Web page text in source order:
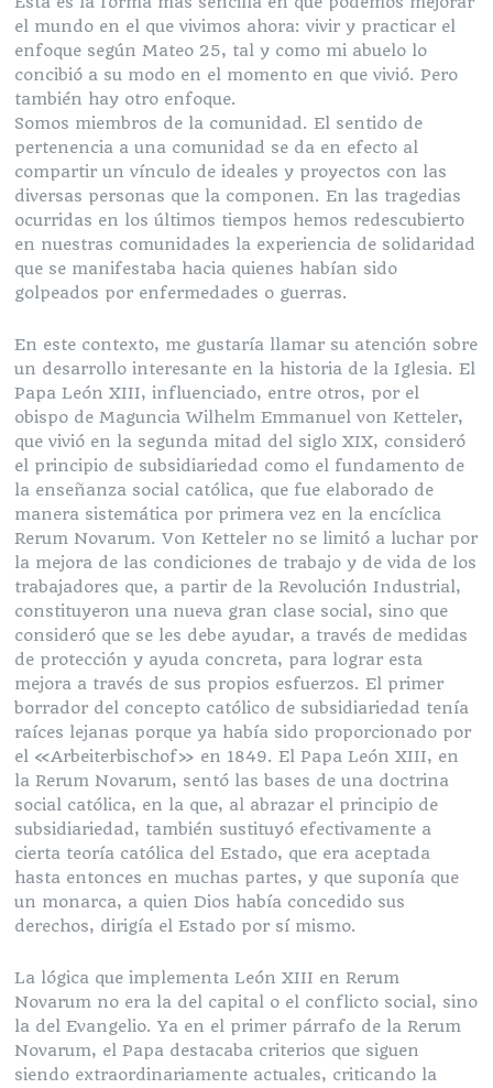
el mundo en el que vivimos ahora: vivir y practicar el
enfoque según Mateo 25, tal y como mi abuelo lo
concibió a su modo en el momento en que vivió. Pero
también hay otro enfoque.
Somos miembros de la comunidad. El sentido de
pertenencia a una comunidad se da en efecto al
compartir un vínculo de ideales y proyectos con las
diversas personas que la componen. En las tragedias
ocurridas en los últimos tiempos hemos redescubierto
en nuestras comunidades la experiencia de solidaridad
que se manifestaba hacia quienes habían sido
golpeados por enfermedades o guerras.
En este contexto, me gustaría llamar su atención sobre
un desarrollo interesante en la historia de la Iglesia. El
Papa León XIII, influenciado, entre otros, por el
obispo de Maguncia Wilhelm Emmanuel von Ketteler,
que vivió en la segunda mitad del siglo XIX, consideró
el principio de subsidiariedad como el fundamento de
la enseñanza social católica, que fue elaborado de
manera sistemática por primera vez en la encíclica
Rerum Novarum. Von Ketteler no se limitó a luchar por
la mejora de las condiciones de trabajo y de vida de los
trabajadores que, a partir de la Revolución Industrial,
constituyeron una nueva gran clase social, sino que
consideró que se les debe ayudar, a través de medidas
de protección y ayuda concreta, para lograr esta
mejora a través de sus propios esfuerzos. El primer
borrador del concepto católico de subsidiariedad tenía
raíces lejanas porque ya había sido proporcionado por
el «Arbeiterbischof» en 1849. El Papa León XIII, en
la Rerum Novarum, sentó las bases de una doctrina
social católica, en la que, al abrazar el principio de
subsidiariedad, también sustituyó efectivamente a
cierta teoría católica del Estado, que era aceptada
hasta entonces en muchas partes, y que suponía que
un monarca, a quien Dios había concedido sus
derechos, dirigía el Estado por sí mismo.
La lógica que implementa León XIII en Rerum
Novarum no era la del capital o el conflicto social, sino
la del Evangelio. Ya en el primer párrafo de la Rerum
Novarum, el Papa destacaba criterios que siguen
siendo extraordinariamente actuales, criticando la